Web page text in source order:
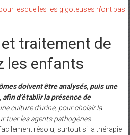
lesquelles les gigoteuses n’ont pas
traitement de
les enfants
doivent être analysés, puis une
d’établir la présence de
culture d’urine, pour choisir la
tuer les agents pathogènes.
résolu, surtout si la thérapie